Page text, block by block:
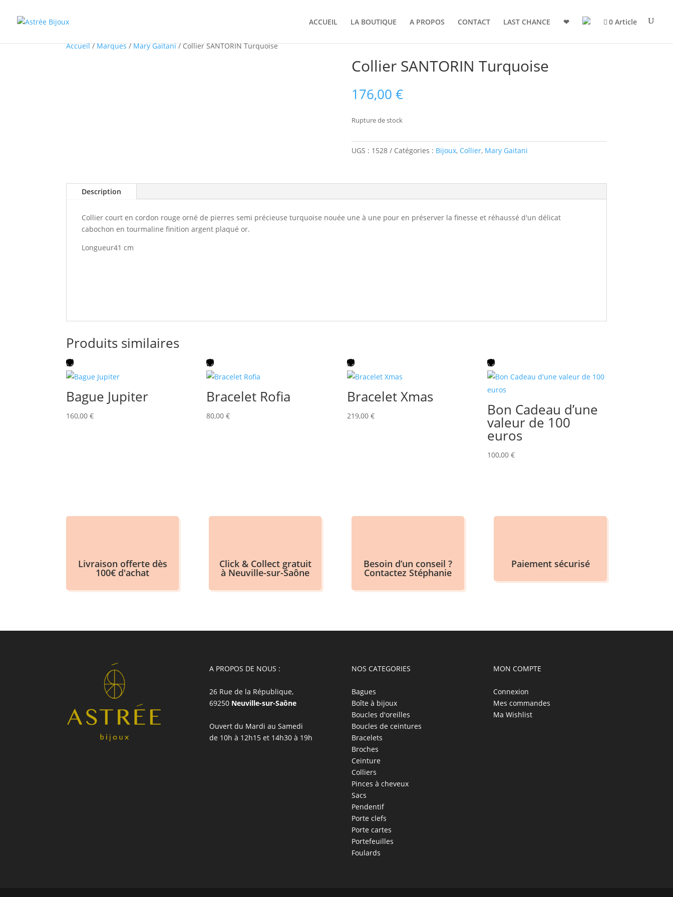
ACCUEIL LA BOUTIQUE A PROPOS CONTACT LAST CHANCE ❤ 0 Article
Accueil/Marques/Mary Gaitani/ Collier SANTORIN Turquoise
Collier SANTORIN Turquoise
176,00 €
Rupture de stock
UGS : 1528 Catégories : Bijoux, Collier, Mary Gaitani
Description
Collier court en cordon rouge orné de pierres semi précieuse turquoise nouée une à une pour en préserver la finesse et réhaussé d'un délicat
cabochon en tourmaline finition argent plaqué or.
Longueur41 cm
Produits similaires
Bague Jupiter
160,00 €
Bracelet Rofia
80,00€
Bracelet Xmas
219,00 € Bon Cadeau d’une
valeur de 100
euros
100,00 €
Livraison offerte dès
100€ d'achat
Click & Collect gratuit
à Neuville-sur-Saône
Besoin d’un conseil ?
Contactez Stéphanie
Paiement sécurisé
A PROPOS DE NOUS :
26 Rue de la République,
69250 Neuville-sur-Saône
Ouvert du Mardi au Samedi
de 10h à 12h15 et 14h30 à 19h
NOS CATEGORIES
Bagues
Boîte à bijoux
Boucles d'oreilles
Boucles de ceintures
Bracelets
Broches
Ceinture
Colliers
Pinces à cheveux
Sacs
Pendentif
Porte clefs
Porte cartes
Portefeuilles
Foulards
MON COMPTE
Connexion
Mes commandes
Ma Wishlist